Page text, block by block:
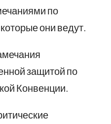
по
они ведут.
защитой по
Конвенции.